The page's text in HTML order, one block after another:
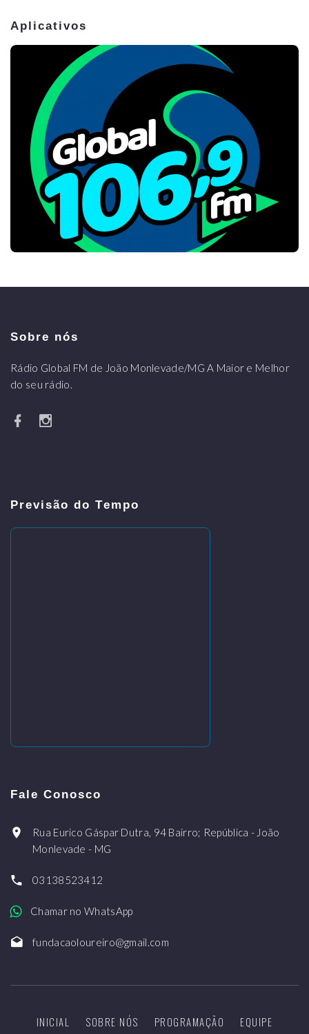
Aplicativos
Sobre nós
Rádio Global FM de João Monlevade/MG A Maior e Melhor
do seu rádio.
Previsão do Tempo
Fale Conosco
Rua Eurico Gáspar Dutra, 94 Bairro; República - João
Monlevade - MG
03138523412
Chamar no WhatsApp
fundacaoloureiro@gmail.com
INICIAL SOBRE NÓS PROGRAMAÇÃO EQUIPE